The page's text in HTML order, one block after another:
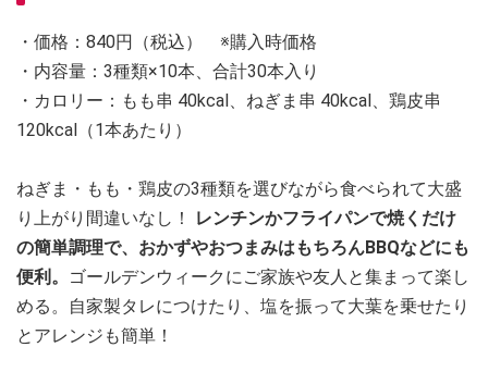
・価格：840円（税込） ※購入時価格
・内容量：3種類×10本、合計30本入り
・カロリー：もも串 40kcal、ねぎま串 40kcal、鶏皮串
120kcal（1本あたり）
ねぎま・もも・鶏皮の3種類を選びながら食べられて大盛
り上がり間違いなし！
レンチンかフライパンで焼くだけ
の簡単調理で、おかずやおつまみはもちろんBBQなどにも
便利。
ゴールデンウィークにご家族や友人と集まって楽し
める。自家製タレにつけたり、塩を振って大葉を乗せたり
とアレンジも簡単！